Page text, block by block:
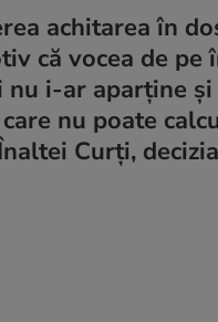
achitarea în
că vocea de
nu i-ar aparține
nu poate
Curți,